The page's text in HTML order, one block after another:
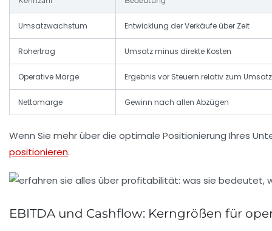
Umsatzwachstum Entwicklung der Verkäufe über Zeit
Rohertrag Umsatz minus direkte Kosten
Operative Marge Ergebnis vor Steuern relativ zum Umsatz
Nettomarge Gewinn nach allen Abzügen
Wenn Sie mehr über die optimale Positionierung Ihres
positionieren.
EBITDA und Cashflow: Kerngrößen für